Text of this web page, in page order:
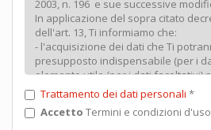
Trattamento dei dati personali *
Accetto Termini e condizioni d'uso